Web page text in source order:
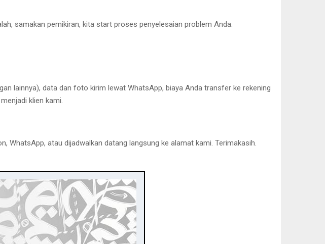
samakan pemikiran, kita start proses penyelesaian problem Anda.
lainnya), data dan foto kirim lewat WhatsApp, biaya Anda transfer ke rekening
klien kami.
WhatsApp, atau dijadwalkan datang langsung ke alamat kami. Terimakasih.